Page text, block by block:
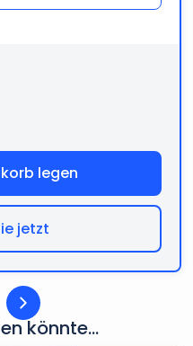
legen
jetzt
könnte...